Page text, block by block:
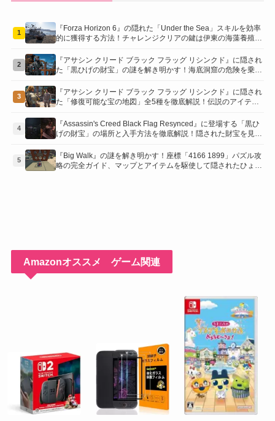
1
『Forza Horizon 6』の隠れた「Under the Sea」スキルを効率
的に獲得する方法！チャレンジクリアの鍵は伊東の海藻養殖場
2
『アサシン クリード ブラック フラッグ リシンクド』に隠され
た「黒ひげの財宝」の謎を解き明かす！海底洞窟の危険を乗り
3
『アサシン クリード ブラック フラッグ リシンクド』に隠され
た「修復可能な宝の地図」全5種を徹底解説！伝説のアイテム
コツを紹介！
4
『Assassin's Creed Black Flag Resynced』に登場する「黒ひ
げの財宝」の場所と入手方法を徹底解説！隠された財宝を見つ
5
『Big Walk』の謎を解き明かす！座標「4166 1899」パズル攻
略の完全ガイド、マップとアイテムを駆使して隠されたひょう
Amazonオススメ ゲーム関連